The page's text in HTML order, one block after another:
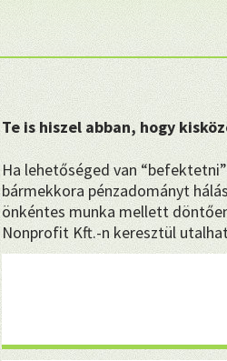
Te is hiszel abban, hogy
Ha lehetőséged van
bármekkora pénzadományt
önkéntes munka mellett
Nonprofit Kft.-n keresztül